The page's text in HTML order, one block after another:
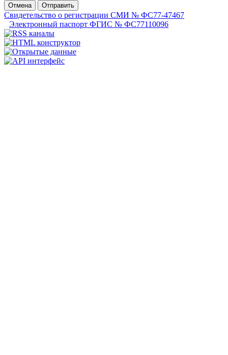
Отмена
Отправить
Свидетельство о регистрации СМИ № ФС77-47467
Электронный паспорт ФГИС № ФС77110096